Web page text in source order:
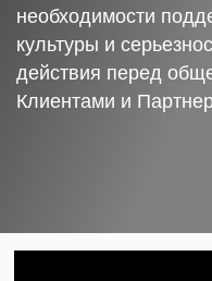
необходимости
культуры и
действия перед
Клиентами и